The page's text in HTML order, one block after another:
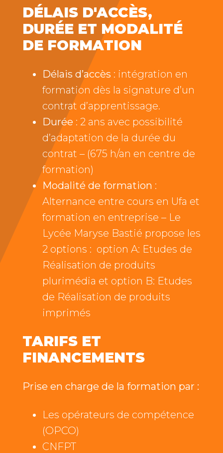
DÉLAIS D'ACCÈS,
DURÉE ET MODALITÉ
DE FORMATION
Délais d’accès : intégration en
formation dès la signature d’un
contrat d’apprentissage.
Durée : 2 ans avec possibilité
d’adaptation de la durée du
contrat – (675 h/an en centre de
formation)
Modalité de formation :
Alternance entre cours en Ufa et
formation en entreprise – Le
Lycée Maryse Bastié propose les
2 options : option A: Etudes de
Réalisation de produits
plurimédia et option B: Etudes
de Réalisation de produits
imprimés
TARIFS ET
FINANCEMENTS
Prise en charge de la formation par :
Les opérateurs de compétence
(OPCO)
CNFPT